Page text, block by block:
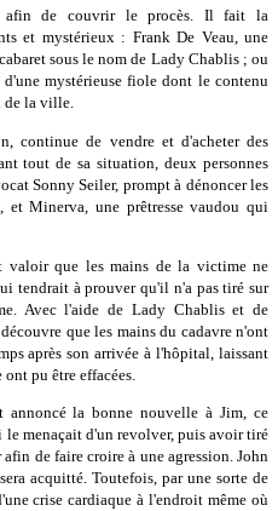
afin de couvrir le procès. Il fait la
et mystérieux : Frank De Veau, une
sous le nom de Lady Chablis ; ou
mystérieuse fiole dont le contenu
de la ville.
continue de vendre et d'acheter des
tout de sa situation, deux personnes
Sonny Seiler, prompt à dénoncer les
et Minerva, une prêtresse vaudou qui
valoir que les mains de la victime ne
tendrait à prouver qu'il n'a pas tiré sur
Avec l'aide de Lady Chablis et de
que les mains du cadavre n'ont
après son arrivée à l'hôpital, laissant
pu être effacées.
la bonne nouvelle à Jim, ce
menaçait d'un revolver, puis avoir tiré
de faire croire à une agression. John
acquitté. Toutefois, par une sorte de
crise cardiaque à l'endroit même où